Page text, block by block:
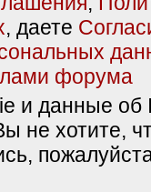
, даете
форума
и данные об
не хотите,